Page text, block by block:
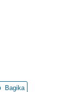
Bagika